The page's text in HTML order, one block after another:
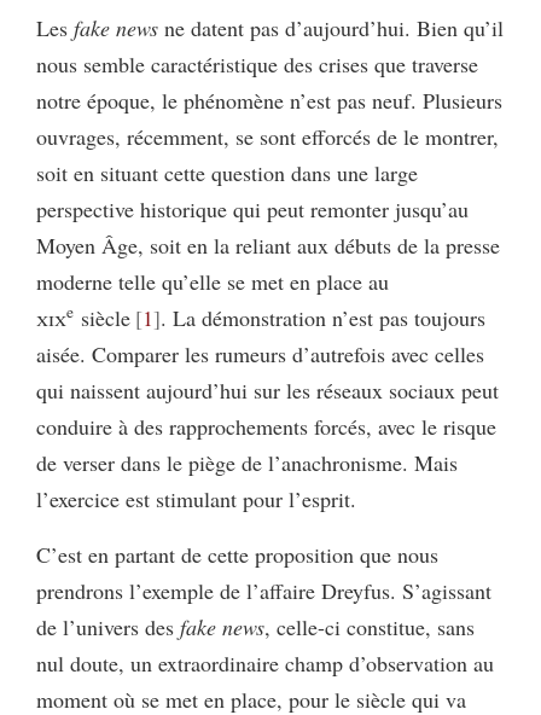
Les fake news ne datent pas d’aujourd’hui. Bien qu’il
nous semble caractéristique des crises que traverse
notre époque, le phénomène n’est pas neuf. Plusieurs
ouvrages, récemment, se sont efforcés de le montrer,
soit en situant cette question dans une large
perspective historique qui peut remonter jusqu’au
Moyen Âge, soit en la reliant aux débuts de la presse
moderne telle qu’elle se met en place au
xixe siècle 1 . La démonstration n’est pas toujours
aisée. Comparer les rumeurs d’autrefois avec celles
qui naissent aujourd’hui sur les réseaux sociaux peut
conduire à des rapprochements forcés, avec le risque
de verser dans le piège de l’anachronisme. Mais
l’exercice est stimulant pour l’esprit.
C’est en partant de cette proposition que nous
prendrons l’exemple de l’affaire Dreyfus. S’agissant
de l’univers des fake news, celle-ci constitue, sans
nul doute, un extraordinaire champ d’observation au
moment où se met en place, pour le siècle qui va